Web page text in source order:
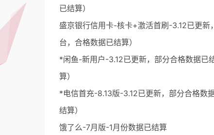
已结算）
盛京银行信用卡-核卡+激活首刷-3.12已更
台，合格数据已结算）
*闲鱼-新用户-3.12已更新，部分合格数据已
算）
*电信首充-8.13版-3.12已更新，部分合格数
结算）
饿了么-7月版-1月份数据已结算